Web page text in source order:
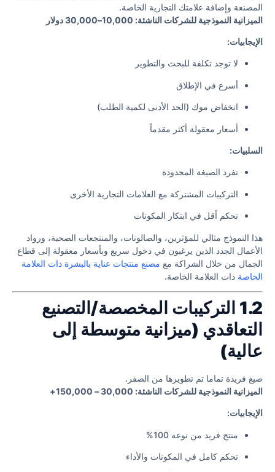
المصنعة وإضافة علامتك التجارية الخاصة.
الميزانية النموذجية للشركات الناشئة: 10,000–30,000 دولار
الإيجابيات:
لا توجد تكلفة للبحث والتطوير
أسرع في الإطلاق
انخفاض موك (الحد الأدنى لكمية الطلب)
أسعار معقولة أكثر مقدماً
السلبيات:
تفرد الصيغة المحدودة
التركيبات المشتركة مع العلامات التجارية الأخرى
تحكم أقل في ابتكار المكونات
هذا النموذج مثالي للمؤثرين، والصالونات، والمنتجعات الصحية، ورواد
الأعمال الجدد الذين يرغبون في دخول سريع وبأسعار معقولة إلى قطاع
الجمال من خلال الشراكة مع مصنع منتجات عناية بالبشرة ذات العلامة
الخاصة ذات العلامة الخاصة.
1.2 التركيبات المخصصة/التصنيع
التعاقدي (ميزانية متوسطة إلى
عالية)
صيغ فريدة تماما تم تطويرها من الصفر.
الميزانية النموذجية للشركات الناشئة: 30,000 – 150,000+
الإيجابيات:
منتج فريد من نوعه 100%
تحكم كامل في المكونات والأداء